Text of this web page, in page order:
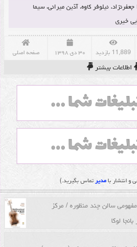
نیلوفر کاوه، آذین میرانی، سیما
خیری
11,889 بازدید ۳۰ دی ۱۳۹۸ صفحه اصلی
اطلاعات بیشتر
و انتشار بامدیرتماس بگیرید.)
سالن چند منظوره / مرکز
لوکا